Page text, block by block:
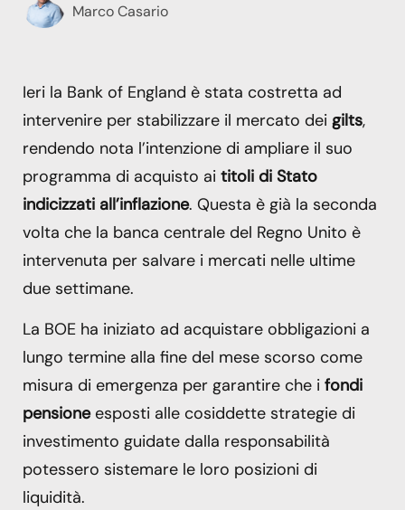
Marco Casario
Ieri la Bank of England è stata costretta ad
intervenire per stabilizzare il mercato dei gilts,
rendendo nota l’intenzione di ampliare il suo
programma di acquisto ai titoli di Stato
indicizzati all’inflazione. Questa è già la seconda
volta che la banca centrale del Regno Unito è
intervenuta per salvare i mercati nelle ultime
due settimane.
La BOE ha iniziato ad acquistare obbligazioni a
lungo termine alla fine del mese scorso come
misura di emergenza per garantire che i fondi
pensioneesposti alle cosiddette strategie di
investimento guidate dalla responsabilità
potessero sistemare le loro posizioni di
liquidità.